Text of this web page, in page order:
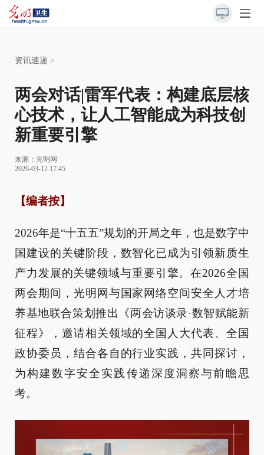
资讯速递 >
两会对话|雷军代表：构建底层核
心技术，让人工智能成为科技创
新重要引擎
来源：光明网
2026-03-12 17:45
【编者按】
2026年是“十五五”规划的开局之年，也是数字中
国建设的关键阶段，数智化已成为引领新质生
产力发展的关键领域与重要引擎。在2026全国
两会期间，光明网与国家网络空间安全人才培
养基地联合策划推出《两会访谈录·数智赋能新
征程》，邀请相关领域的全国人大代表、全国
政协委员，结合各自的行业实践，共同探讨，
为构建数字安全实践传递深度洞察与前瞻思
考。